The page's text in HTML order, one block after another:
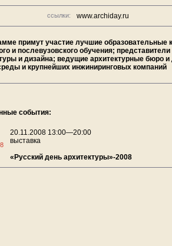
ссылки: www.archiday.ru
примут участие лучшие образовательные
и послевузовского обучения;
и дизайна; ведущие архитектурные бюро
и крупнейших инжиниринговых компаний
события:
20.11.2008 13:00—20:00
выставка
«Русский день архитектуры»-2008